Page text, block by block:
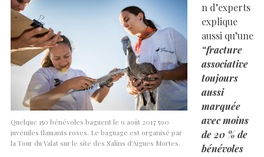
Quelque 150 bénévoles baguent le 9 août 2017 590
juvéniles flamants roses. Le baguage est organisé par
la Tour du Valat sur le site des Salins d’Aigues Mortes.
n d’experts
explique
aussi qu’une
“fracture
associative
toujours
aussi
marquée
avec moins
de 20 % de
bénévoles